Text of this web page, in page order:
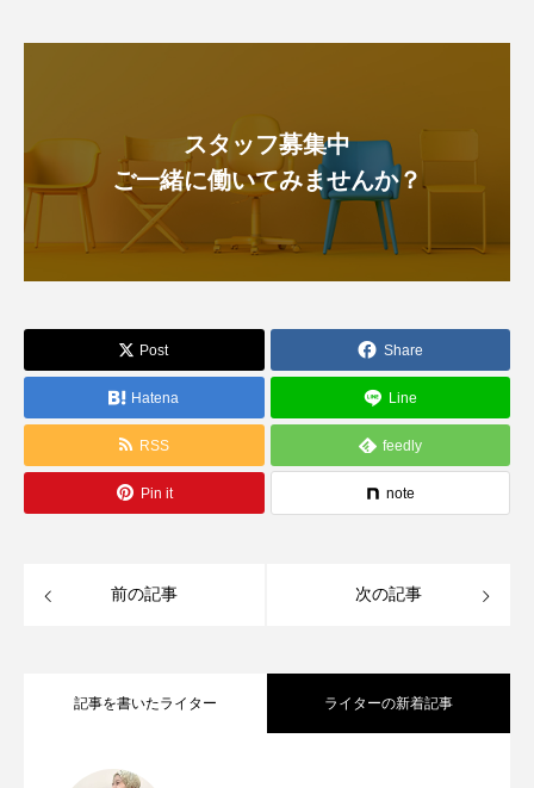
スタッフ募集中
ご一緒に働いてみませんか？
Post Share
Hatena Line
RSS feedly
Pin it note
前の記事 次の記事
記事を書いたライター ライターの新着記事
2026.08.05